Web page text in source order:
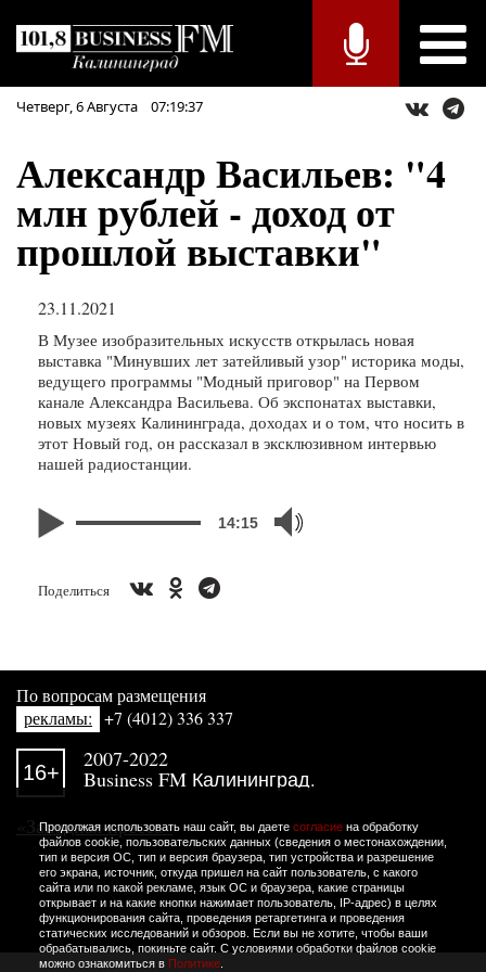
Четверг,6Августа 07:19:37
Александр Васильев: "4
млн рублей - доход от
прошлой выставки"
23.11.2021
В Музее изобразительных искусств открылась новая
выставка "Минувших лет затейливый узор" историка моды,
ведущего программы "Модный приговор" на Первом
канале Александра Васильева. Об экспонатах выставки,
новых музеях Калининграда, доходах и о том, что носить в
этот Новый год, он рассказал в эксклюзивном интервью
нашей радиостанции.
14:15
Поделиться
Продолжая использовать наш сайт, вы даете согласиена обработку
файлов cookie, пользовательских данных (сведения о местонахождении,
тип и версия ОС, тип и версия браузера, тип устройства и разрешение
его экрана, источник, откуда пришел на сайт пользователь, с какого
сайта или по какой рекламе, язык ОС и браузера, какие страницы
открывает и на какие кнопки нажимает пользователь, IP-адрес) в целях
функционирования сайта, проведения ретаргетинга и проведения
статических исследований и обзоров. Если вы не хотите, чтобы ваши
обрабатывались, покиньте сайт. С условиями обработки файлов cookie
можно ознакомиться в Политике.
По вопросам размещения
рекламы: +7 (4012) 336 337
16+
2007-2022
Business FM Калининград.
«Западная пресса»